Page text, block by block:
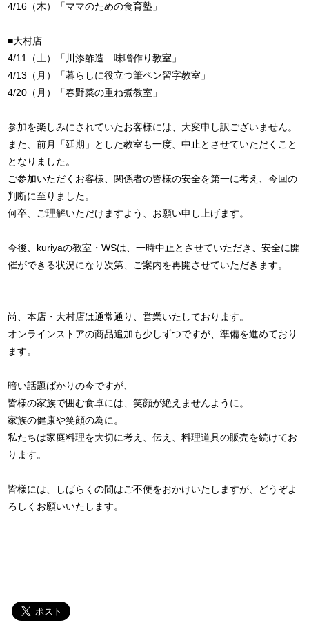
4/16（木）「ママのための食育塾」
■大村店
4/11（土）「川添酢造 味噌作り教室」
4/13（月）「暮らしに役立つ筆ペン習字教室」
4/20（月）「春野菜の重ね煮教室」
参加を楽しみにされていたお客様には、大変申し訳ございません。
また、前月「延期」とした教室も一度、中止とさせていただくこと
となりました。
ご参加いただくお客様、関係者の皆様の安全を第一に考え、今回の
判断に至りました。
何卒、ご理解いただけますよう、お願い申し上げます。
今後、kuriyaの教室・WSは、一時中止とさせていただき、安全に開
催ができる状況になり次第、ご案内を再開させていただきます。
尚、本店・大村店は通常通り、営業いたしております。
オンラインストアの商品追加も少しずつですが、準備を進めており
ます。
暗い話題ばかりの今ですが、
皆様の家族で囲む食卓には、笑顔が絶えませんように。
家族の健康や笑顔の為に。
私たちは家庭料理を大切に考え、伝え、料理道具の販売を続けてお
ります。
皆様には、しばらくの間はご不便をおかけいたしますが、どうぞよ
ろしくお願いいたします。